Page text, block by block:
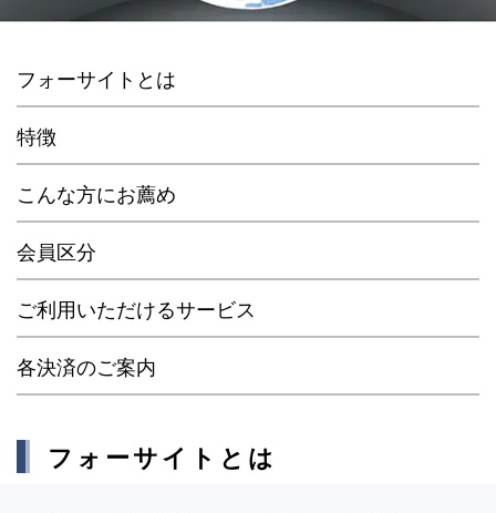
フォーサイトとは
特徴
こんな方にお薦め
会員区分
ご利用いただけるサービス
各決済のご案内
フォーサイトとは